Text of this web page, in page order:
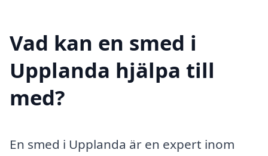
Vad kan en smed i
Upplanda hjälpa till
med?
En smed i Upplanda är en expert inom